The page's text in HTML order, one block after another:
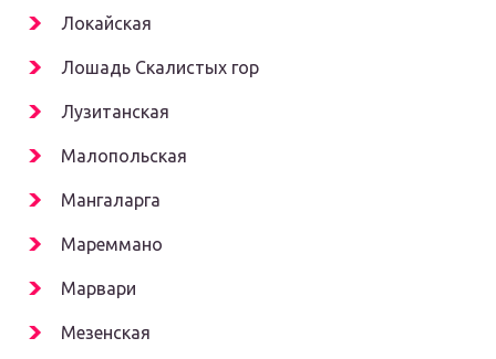
Локайская
Лошадь Скалистых гор
Лузитанская
Малопольская
Мангаларга
Мареммано
Марвари
Мезенская